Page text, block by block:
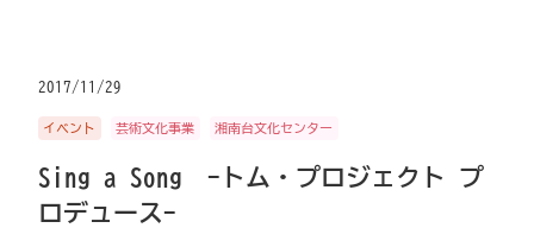
2017/11/29
イベント 芸術文化事業 湘南台文化センター
Sing a Song -トム・プロジェクト プ
ロデュース-